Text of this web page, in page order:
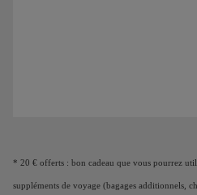
* 20 € offerts : bon cadeau que vous pourrez
suppléments de voyage (bagages additionnels,